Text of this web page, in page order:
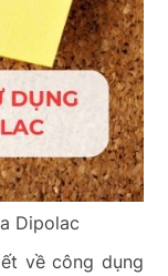
Dipolac
về công dụng